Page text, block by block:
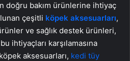
doğru bakım ürünlerine ihtiyaç
çeşitli köpek aksesuarları,
ve sağlık destek ürünleri,
ihtiyaçları karşılamasına
aksesuarları, kedi tüy